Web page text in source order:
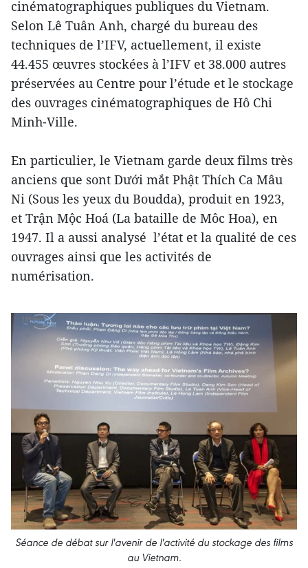
cinématographiques publiques du Vietnam.
Selon Lê Tuân Anh, chargé du bureau des
techniques de l’IFV, actuellement, il existe
44.455 œuvres stockées à l’IFV et 38.000 autres
préservées au Centre pour l’étude et le stockage
des ouvrages cinématographiques de Hô Chi
Minh-Ville.
En particulier, le Vietnam garde deux films très
anciens que sont Dưới mắt Phật Thích Ca Mâu
Ni (Sous les yeux du Boudda), produit en 1923,
et Trận Mộc Hoá (La bataille de Môc Hoa), en
1947. Il a aussi analysé l’état et la qualité de ces
ouvrages ainsi que les activités de
numérisation.
Séance de débat sur l'avenir de l'activité du stockage des films
au Vietnam.